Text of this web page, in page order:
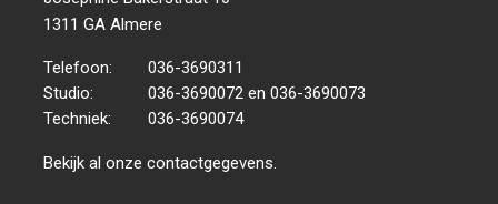
1311 GA Almere
Telefoon:
036-3690311
Studio:
036-3690072 en 036-3690073
Techniek:
036-3690074
Bekijk al onzecontactgegevens.